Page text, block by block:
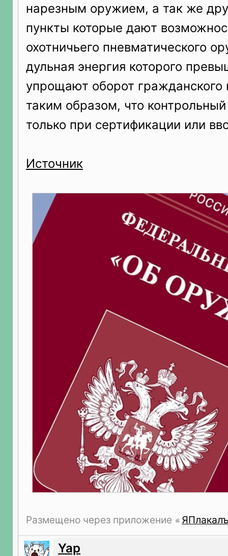
нарезным оружием, а так же
пункты которые дают
охотничьего пневматического
дульная энергия которого
упрощают оборот гражданского
таким образом, что
только при сертификации или
Источник
Размещено через приложение
Yap